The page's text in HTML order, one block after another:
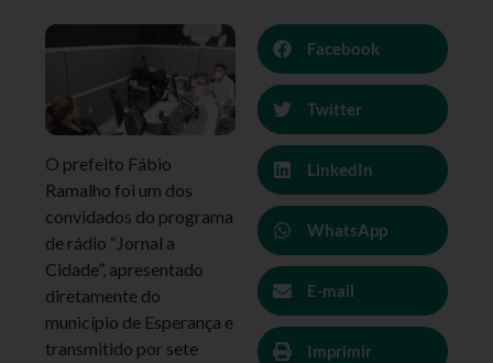
O prefeito Fábio
Ramalho foi um dos
convidados do programa
de rádio “Jornal a
Cidade”, apresentado
diretamente do
município de Esperança e
transmitido por sete
Facebook
Twitter
LinkedIn
WhatsApp
E-mail
Imprimir